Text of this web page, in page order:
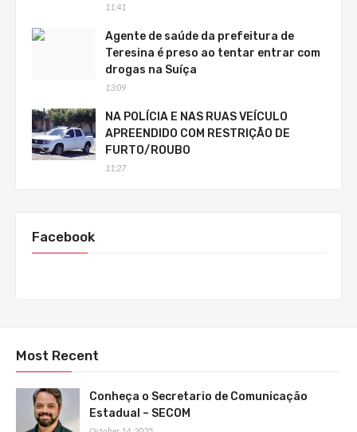
11:41
Agente de saúde da prefeitura de
Teresina é preso ao tentar entrar com
drogas na Suíça
13:09
NA POLÍCIA E NAS RUAS VEÍCULO
APREENDIDO COM RESTRIÇÃO DE
FURTO/ROUBO
11:27
Facebook
Most Recent
Conheça o Secretario de Comunicação
Estadual – SECOM